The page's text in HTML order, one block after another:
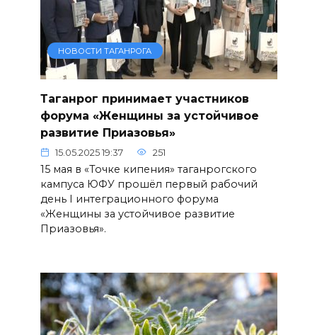
НОВОСТИ ТАГАНРОГА
Таганрог принимает участников
форума «Женщины за устойчивое
развитие Приазовья»
15.05.2025 19:37 251
15 мая в «Точке кипения» таганрогского
кампуса ЮФУ прошёл первый рабочий
день I интеграционного форума
«Женщины за устойчивое развитие
Приазовья».